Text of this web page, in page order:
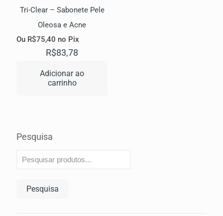
Tri-Clear – Sabonete Pele
Oleosa e Acne
Ou R$75,40 no Pix
R$83,78
Adicionar ao
carrinho
Pesquisa
Pesquisa